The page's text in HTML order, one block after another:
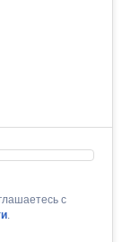
с
.